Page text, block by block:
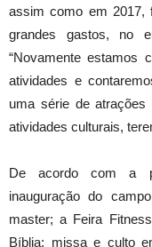
assim como em 2017,
grandes gastos, no
“Novamente estamos
atividades e
uma série de
atividades culturais,
De acordo com a
inauguração do
master; a Feira
Bíblia; missa e culto